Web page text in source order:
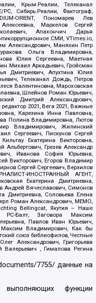
Крым.Реалии, Телеканал
Сибирь.Реалии, Фактограф,
ORIENT, Пономарев Лев
Маркелов Сергей
Апахончич Дарья
СМИ, VTimes.io,
Александрович, Маняхин Петр
Ольга Владимировна,
Юлия Сергеевна, Маетная
Михаил Аркадьевич, Гройсман
Дмитриевич, Апухтина Юлия
Телеканал Дождь, Петров
Валентиновна, Мароховская
Шлейнов Роман Юрьевич,
Дмитрий Александрович,
2021, Вега 2021, Важные
Карезина Инна Павловна,
Полина Владимировна, Лютов
Владимирович, Жилинский
Сергеевич, Пискунов Сергей
Екатерина Викторовна,
Грезев Александр
Иванова София Юрьевна,
Викторович, Егоров Владимир
Сергей Сергеевич, Верзилов
ИНОСТРАННЫЙ АГЕНТ,
Екатерина Дмитриевна,
Андрей Вячеславович, Симонов
Дмитриевна, Соловьева Елена
Роман Александрович, МЕМО,
Bellingcat, Якутия – Наше
Балт, Заговора Максим
Павлов Иван Юрьевич,
Максим Владимирович, Как бы
союз библиофилов, Честные
Александрович, Григорьева
Валерьевич , Гималова Регина
7755/ данные на
функции